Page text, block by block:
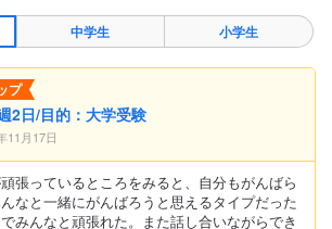
中学生 小学生
プ
2日/目的：大学受験
11月17日
張っているところをみると、自分もがんばら
なと一緒にがんばろうと思えるタイプだった
みんなと頑張れた。また話し合いながらでき